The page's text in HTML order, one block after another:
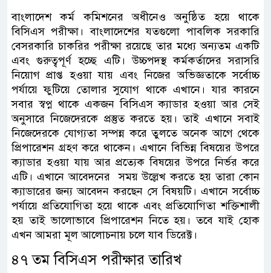
বাংলাদেশ কর্ম কমিশনের অধীনেও অনুষ্ঠিত হয়ে থাকে
বিসিএস পরীক্ষা। বাংলাদেশের যতগুলো পাবলিক সরকারি
বেসরকারি চাকরির পরীক্ষা রয়েছে তার মধ্যে অন্যতম একটি
এবং গুরুত্বপূর্ণ হচ্ছে এটি। উচ্চপদস্থ কর্মকর্তাদের সরাসরি
নিয়োগ প্রাপ্ত হওয়া যায় এবং নিজের অভিজ্ঞতাকে সর্বোচ্চ
পর্যায়ে ফুটিয়ে তোলার সুযোগ থাকে এখানে। যার কারনে
সবার স্বপ্ন থাকে একজন বিসিএস ক্যাডার হওয়া আর সেই
অনুসারে নিজেদেরকে প্রস্তুত করতে হয়। তাই এখানে সবাই
নিজেদেরকে যোগ্যতা সম্পন্ন করে তুলতে অনেক আগে থেকে
প্রিপারেশন গ্রহণ করে থাকেন। এখানে বিভিন্ন বিষয়ের উপরে
ক্যাডার হওয়া যায় আর প্রত্যেক বিষয়ের উপরে নির্ভর করে
এটি। এখানে আবেদনের ‌ সময় উল্লেখ করতে হয় তারা কোন
ক্যাডারের জন্য আবেদন করছেন সে বিষয়টি। এখানে সর্বোচ্চ
পর্যায়ে প্রতিযোগিতা হয়ে থাকে এবং প্রতিযোগিতা শক্তিশালী
হয় তাই ভালোভাবে প্রিপারেশন নিতে হয়। তবে যাই হোক
এখন আমরা মূল আলোচনায় চলে যাব ডিরেক্ট।
৪৭ তম বিসিএস পরীক্ষার তারিখ